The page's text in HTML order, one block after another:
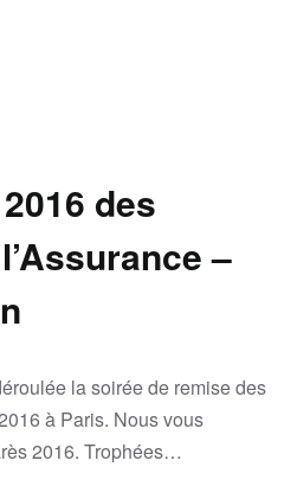
des
–
la soirée de remise des
à Paris. Nous vous
2016. Trophées…